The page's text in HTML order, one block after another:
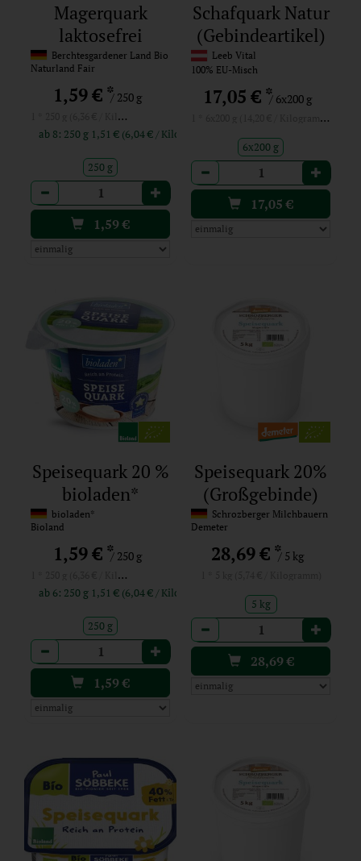
Magerquark
laktosefrei
Berchtesgardener Land Bio
Naturland Fair
1,59 €*/ 250 g
1 * 250 g (6,36 € / Kilogramm)
ab 8: 250 g 1,51 € (6,04 € / Kilogramm)
250 g
Anzahl
1,59€
Schafquark Natur
(Gebindeartikel)
Leeb Vital
100% EU-Misch
17,05 € */ 6x200 g
1 * 6x200 g (14,20 € / Kilogramm)
6x200 g
Anzahl
17,05€
Speisequark 20 %
bioladen*
bioladen*
Bioland
1,59 €*/ 250 g
1 * 250 g (6,36 € / Kilogramm)
ab 6: 250 g 1,51 € (6,04 € / Kilogramm)
250 g
Anzahl
1,59€
Speisequark 20%
(Großgebinde)
Schrozberger Milchbauern
Demeter
28,69 € */ 5 kg
5 kg
Anzahl
28,69€